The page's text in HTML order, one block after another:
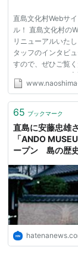
徒歩5分
宇野港（フ
所要時間
料金：
JRおでかけネ
四国汽船株式会
香川県から 高
所要時間
料金：
フェリーの注
早くても1時
最終便が20
直島文化村Webサ
ル！ 直島文化村の
リニューアルいた
タッフのインタビ
すので、ぜひご覧
ちらをクリック→宿
スタッフ インタビ
スタッフ インタビ
今...
65 ブックマーク
直島に安藤忠雄
「ANDO
ープン 島の歴